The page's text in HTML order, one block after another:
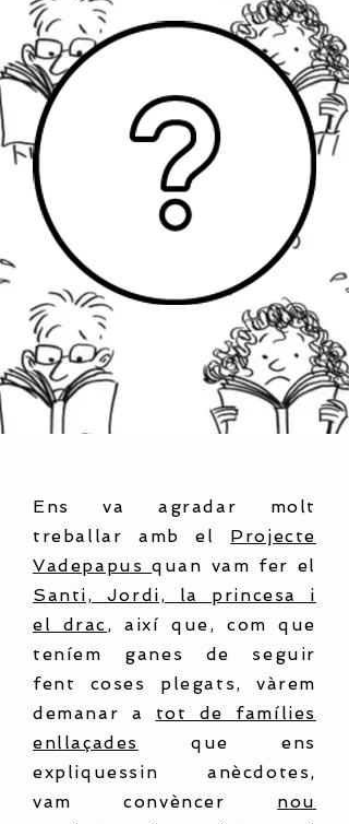
Ens va agradar molt
treballar amb el Projecte
Vadepapusquan vam fer el
Santi, Jordi, la princesa i
el drac, així que, com que
teníem ganes de seguir
fent coses plegats, vàrem
demanar a tot de famílies
enllaçades
que ens
expliquessin anècdotes,
vam convèncer nou